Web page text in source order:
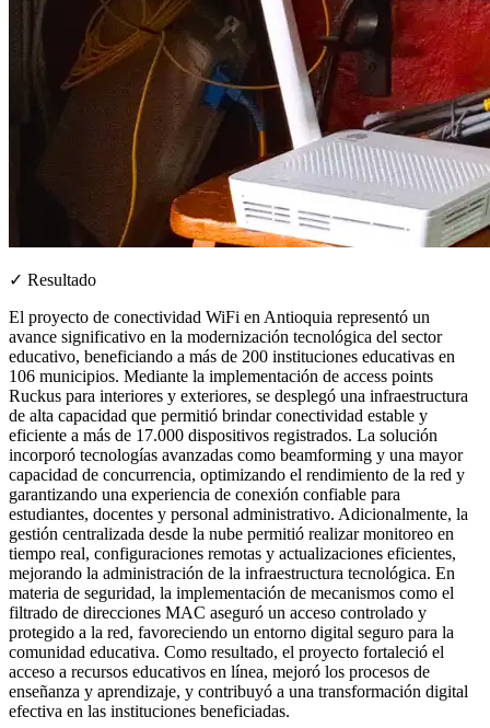
✓ Resultado
El proyecto de conectividad WiFi en Antioquia representó un
avance significativo en la modernización tecnológica del sector
educativo, beneficiando a más de 200 instituciones educativas en
106 municipios. Mediante la implementación de access points
Ruckus para interiores y exteriores, se desplegó una infraestructura
de alta capacidad que permitió brindar conectividad estable y
eficiente a más de 17.000 dispositivos registrados. La solución
incorporó tecnologías avanzadas como beamforming y una mayor
capacidad de concurrencia, optimizando el rendimiento de la red y
garantizando una experiencia de conexión confiable para
estudiantes, docentes y personal administrativo. Adicionalmente, la
gestión centralizada desde la nube permitió realizar monitoreo en
tiempo real, configuraciones remotas y actualizaciones eficientes,
mejorando la administración de la infraestructura tecnológica. En
materia de seguridad, la implementación de mecanismos como el
filtrado de direcciones MAC aseguró un acceso controlado y
protegido a la red, favoreciendo un entorno digital seguro para la
comunidad educativa. Como resultado, el proyecto fortaleció el
acceso a recursos educativos en línea, mejoró los procesos de
enseñanza y aprendizaje, y contribuyó a una transformación digital
efectiva en las instituciones beneficiadas.